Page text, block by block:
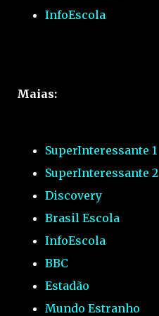
InfoEscola
Maias:
SuperInteressante 1
SuperInteressante 2
Discovery
Brasil Escola
InfoEscola
BBC
Estadão
Mundo Estranho